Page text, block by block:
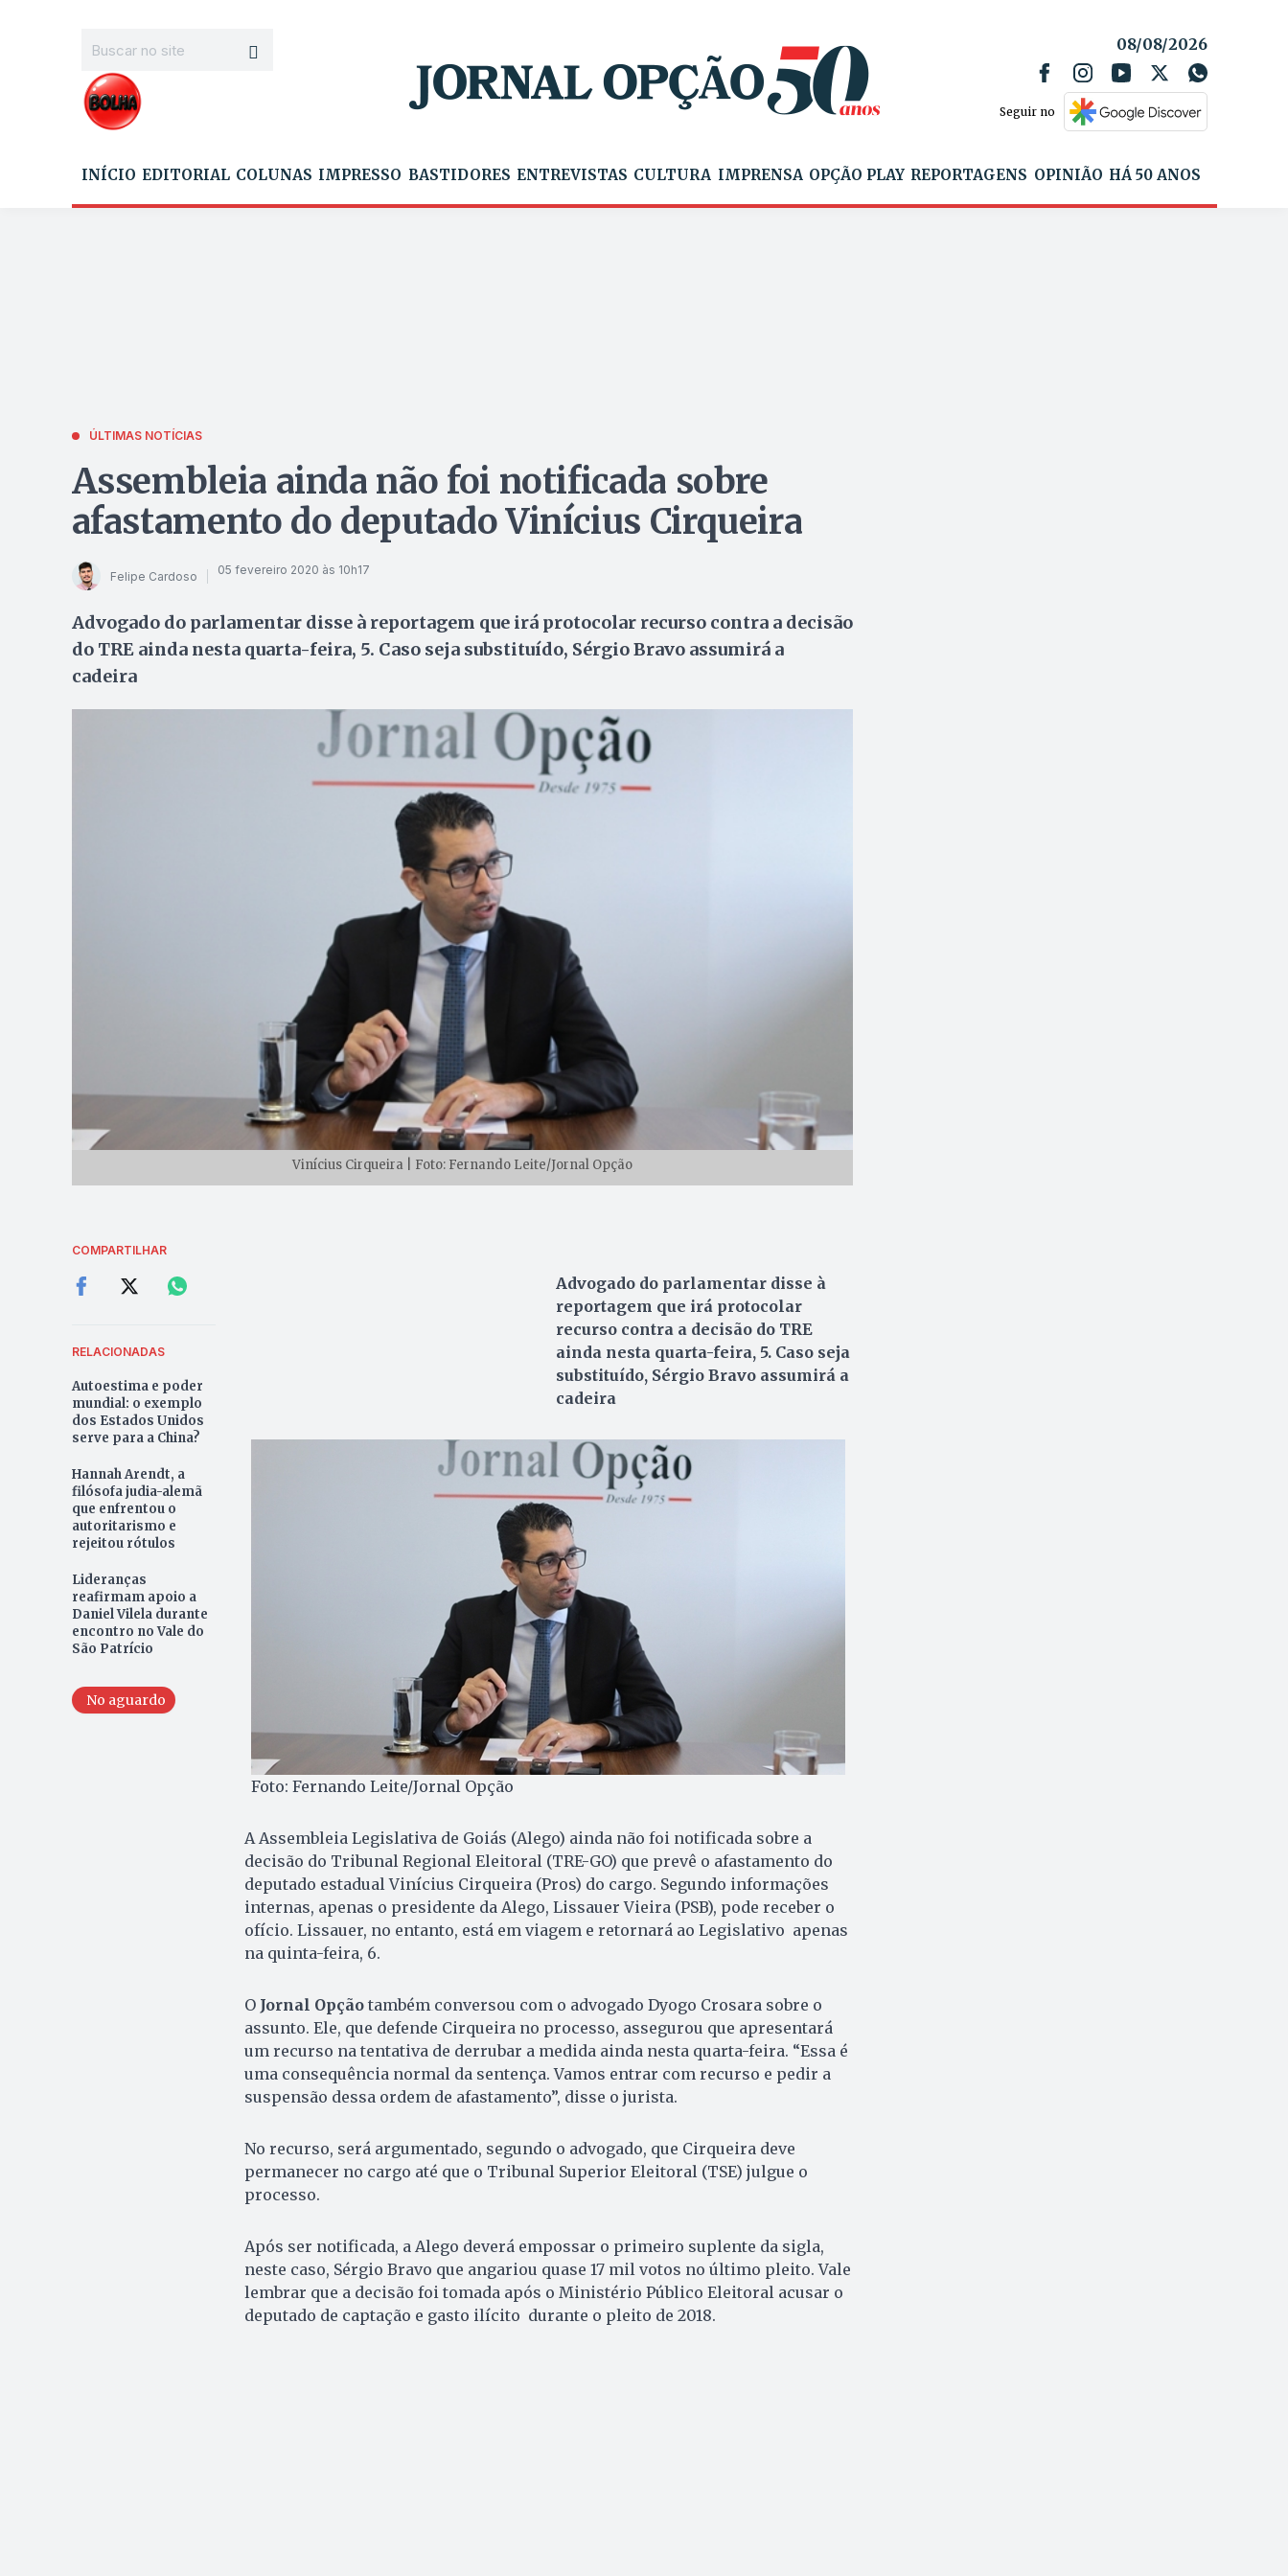
08/08/2026
Seguir no
INÍCIO EDITORIAL COLUNAS IMPRESSO BASTIDORES ENTREVISTAS CULTURA IMPRENSA OPÇÃO PLAY REPORTAGENS OPINIÃO HÁ 50 ANOS
ÚLTIMAS NOTÍCIAS
Assembleia ainda não foi notificada sobre
afastamento do deputado Vinícius Cirqueira
Felipe Cardoso 05 fevereiro 2020 às 10h17
Advogado do parlamentar disse à reportagem que irá protocolar recurso contra a decisão
do TRE ainda nesta quarta-feira, 5. Caso seja substituído, Sérgio Bravo assumirá a
cadeira
Vinícius Cirqueira | Foto: Fernando Leite/Jornal Opção
COMPARTILHAR
RELACIONADAS
Autoestima e poder
mundial: o exemplo
dos Estados Unidos
serve para a China?
Hannah Arendt, a
filósofa judia-alemã
que enfrentou o
autoritarismo e
rejeitou rótulos
Lideranças
reafirmam apoio a
Daniel Vilela durante
encontro no Vale do
São Patrício
No aguardo
Advogado do parlamentar disse à
reportagem que irá protocolar
recurso contra a decisão do TRE
ainda nesta quarta-feira, 5. Caso seja
substituído, Sérgio Bravo assumirá a
cadeira
Foto: Fernando Leite/Jornal Opção
A Assembleia Legislativa de Goiás (Alego) ainda não foi notificada sobre a
decisão do Tribunal Regional Eleitoral (TRE-GO) que prevê o afastamento do
deputado estadual Vinícius Cirqueira (Pros) do cargo. Segundo informações
internas, apenas o presidente da Alego, Lissauer Vieira (PSB), pode receber o
ofício. Lissauer, no entanto, está em viagem e retornará ao Legislativo apenas
na quinta-feira, 6.
O Jornal Opçãotambém conversou com o advogado Dyogo Crosara sobre o
assunto. Ele, que defende Cirqueira no processo, assegurou que apresentará
um recurso na tentativa de derrubar a medida ainda nesta quarta-feira. “Essa é
uma consequência normal da sentença. Vamos entrar com recurso e pedir a
suspensão dessa ordem de afastamento”, disse o jurista.
No recurso, será argumentado, segundo o advogado, que Cirqueira deve
permanecer no cargo até que o Tribunal Superior Eleitoral (TSE) julgue o
processo.
Após ser notificada, a Alego deverá empossar o primeiro suplente da sigla,
neste caso, Sérgio Bravo que angariou quase 17 mil votos no último pleito. Vale
lembrar que a decisão foi tomada após o Ministério Público Eleitoral acusar o
deputado de captação e gasto ilícito durante o pleito de 2018.